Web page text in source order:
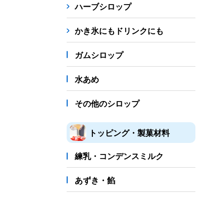
販促
氷旗 のぼり 横幕
かき氷書籍
かき氷コレクション
ハーブシロップ
かき氷にもドリンクにも
ガムシロップ
水あめ
その他のシロップ
トッピング・製菓材料
練乳・コンデンスミルク
あずき・餡